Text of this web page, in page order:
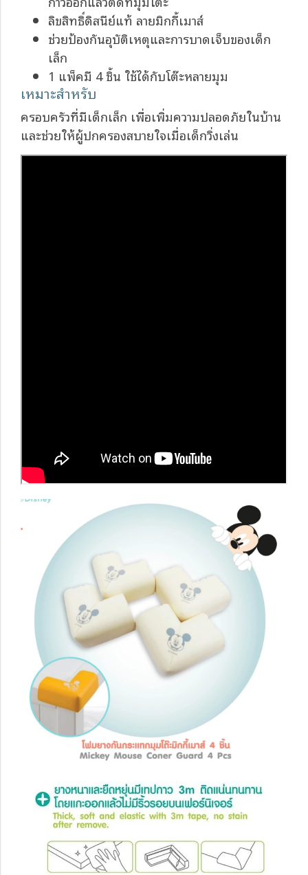
ลิขสิทธิ์ดิสนีย์แท้ ลายมิกกี้เมาส์
ช่วยป้องกันอุบัติเหตุและการบาดเจ็บของเด็ก
เล็ก
1 แพ็คมี 4 ชิ้น ใช้ได้กับโต๊ะหลายมุม
เหมาะสำหรับ
ครอบครัวที่มีเด็กเล็ก เพื่อเพิ่มความปลอดภัยในบ้าน
และช่วยให้ผู้ปกครองสบายใจเมื่อเด็กวิ่งเล่น